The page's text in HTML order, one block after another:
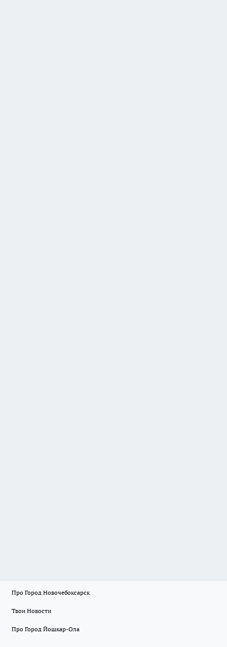
Про Город Новочебоксарск
Твои Новости
Про Город Йошкар-Ола